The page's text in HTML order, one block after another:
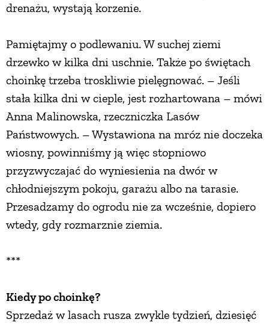
drenażu, wystają korzenie.
Pamiętajmy o podlewaniu. W suchej ziemi
drzewko w kilka dni uschnie. Także po świętach
choinkę trzeba troskliwie pielęgnować. – Jeśli
stała kilka dni w cieple, jest rozhartowana – mówi
Anna Malinowska, rzeczniczka Lasów
Państwowych. – Wystawiona na mróz nie doczeka
wiosny, powinniśmy ją więc stopniowo
przyzwyczajać do wyniesienia na dwór w
chłodniejszym pokoju, garażu albo na tarasie.
Przesadzamy do ogrodu nie za wcześnie, dopiero
wtedy, gdy rozmarznie ziemia.
***
Kiedy po choinkę?
Sprzedaż w lasach rusza zwykle tydzień, dziesięć